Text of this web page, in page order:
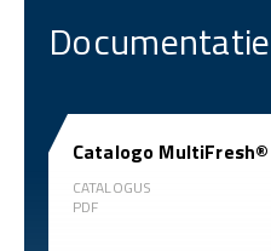
Catalogo
CATALOGUS
PDF